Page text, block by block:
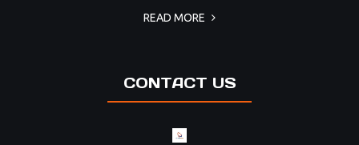
READ MORE
CONTACT US